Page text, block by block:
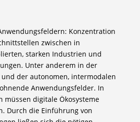
Konzentration
zwischen in
starken Industrien und
Unter anderem in der
der autonomen, intermodalen
Anwendungsfelder. In
müssen digitale Ökosysteme
Durch die Einführung von